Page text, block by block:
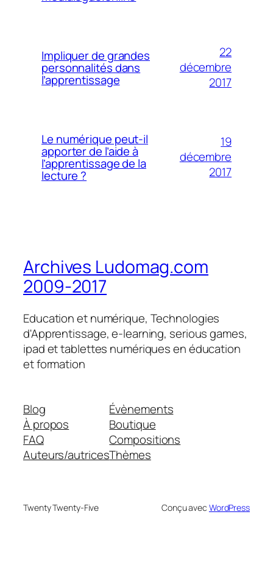
Impliquer de grandes
personnalités dans
l’apprentissage
22
décembre
2017
Le numérique peut-il
apporter de l’aide à
l’apprentissage de la
lecture ?
19
décembre
2017
Archives Ludomag.com
2009-2017
Education et numérique, Technologies
d'Apprentissage, e-learning, serious games,
ipad et tablettes numériques en éducation
et formation
Blog
À propos
FAQ
Auteurs/autrices
Évènements
Boutique
Compositions
Thèmes
Twenty Twenty-Five Conçu avec WordPress